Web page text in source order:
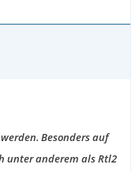
Besonders auf
unter anderem als Rtl2